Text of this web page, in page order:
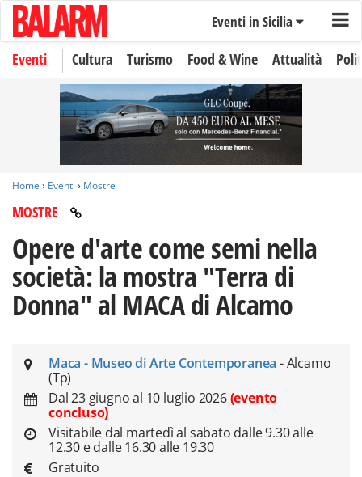
Eventi in Sicilia
Eventi Cultura Turismo Food & Wine Attualità
Home › Eventi › Mostre
MOSTRE
Opere d'arte come semi nella
società: la mostra "Terra di
Donna" al MACA di Alcamo
Maca - Museo di Arte Contemporanea - Alcamo
(Tp)
Dal 23 giugno al 10 luglio 2026(evento
concluso)
Visitabile dal martedì al sabato dalle 9.30 alle
12.30 e dalle 16.30 alle 19.30
Gratuito